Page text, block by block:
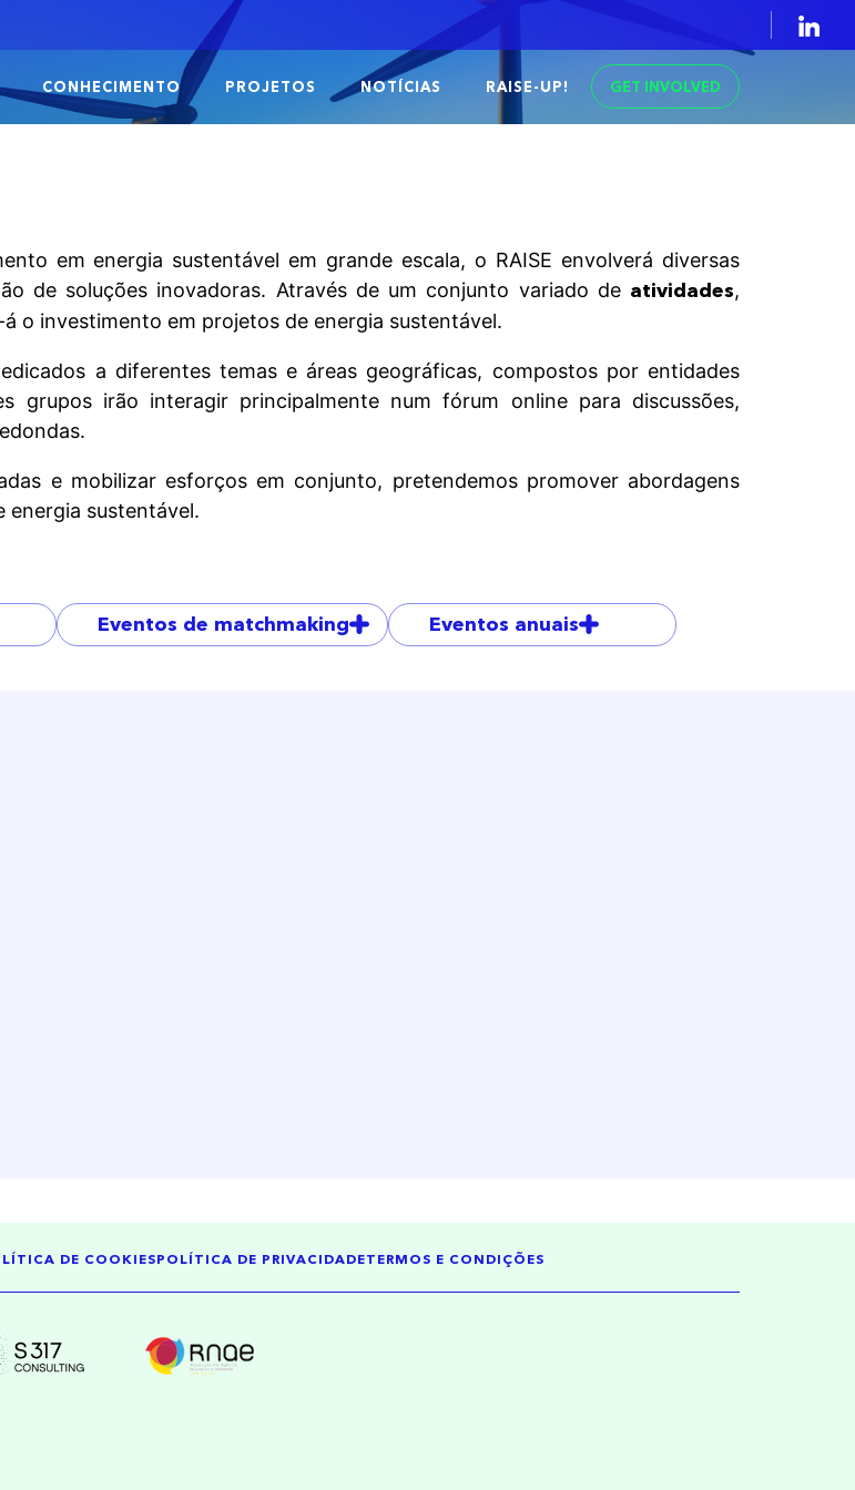
CONHECIMENTO PROJETOS NOTÍCIAS RAISE-UP! GET INVOLVED
em energia sustentável em grande escala, o RAISE envolverá diversas
de soluções inovadoras. Através de um conjunto variado de atividades,
o investimento em projetos de energia sustentável.
a diferentes temas e áreas geográficas, compostos por entidades
grupos irão interagir principalmente num fórum online para discussões,
e mobilizar esforços em conjunto, pretendemos promover abordagens
energia sustentável.
Eventos de matchmaking Eventos anuais
DE COOKIESPOLÍTICA DE PRIVACIDADETERMOS E CONDIÇÕES